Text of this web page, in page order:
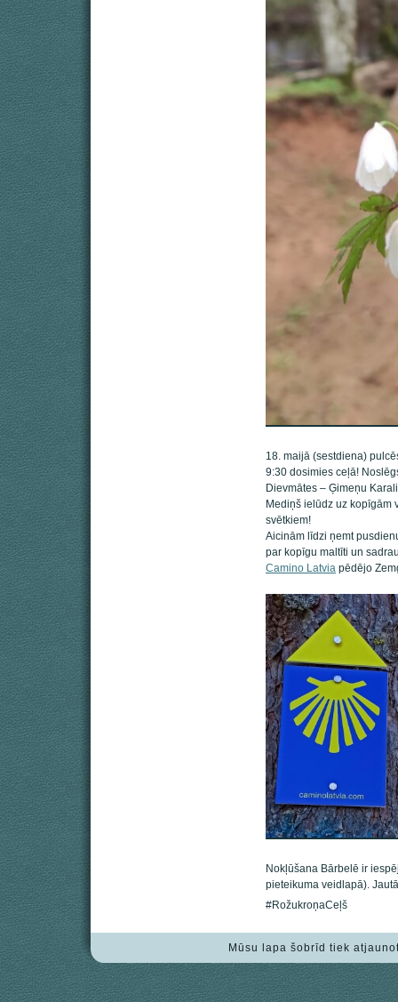
18. maijā (sestdiena)
9:30 dosimies ceļā!
Dievmātes – Ģimeņu
Mediņš ielūdz uz kopīgām
svētkiem!
Aicinām līdzi ņemt
par kopīgu maltīti un
Camino Latvia pēdējo
Nokļūšana Bārbelē ir
pieteikuma veidlapā).
#RožukroņaCeļš
Mūsu lapa šobrīd tiek